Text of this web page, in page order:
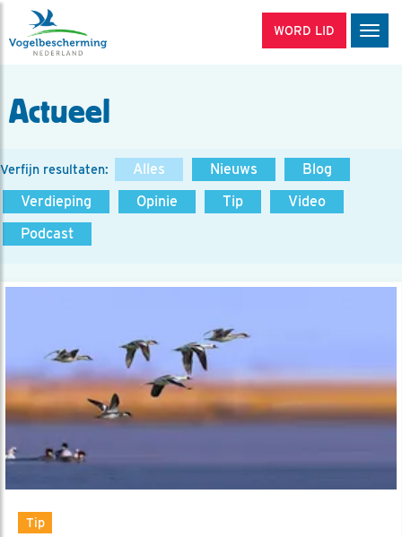
WORD LID
Actueel
Verfijn resultaten: Alles Nieuws
Blog
Verdieping
Opinie Tip
Video
Podcast
Tip